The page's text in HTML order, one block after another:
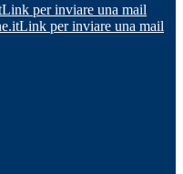
Link per inviare una mail
Link per inviare una mail